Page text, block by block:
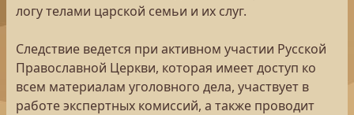
логу телами царской семьи и их слуг.
Следствие ведется при активном участии Русской
Православной Церкви, которая имеет доступ ко
всем материалам уголовного дела, участвует в
работе экспертных комиссий, а также проводит